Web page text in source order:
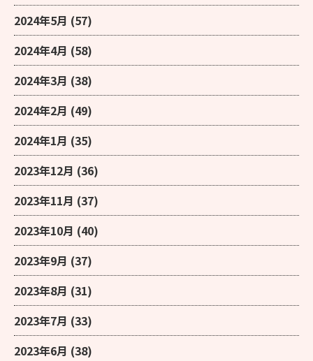
2024年5月 (57)
2024年4月 (58)
2024年3月 (38)
2024年2月 (49)
2024年1月 (35)
2023年12月 (36)
2023年11月 (37)
2023年10月 (40)
2023年9月 (37)
2023年8月 (31)
2023年7月 (33)
2023年6月 (38)